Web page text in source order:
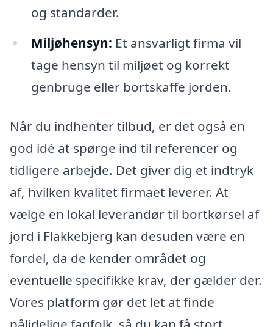
og standarder.
Miljøhensyn: Et ansvarligt firma vil
tage hensyn til miljøet og korrekt
genbruge eller bortskaffe jorden.
Når du indhenter tilbud, er det også en
god idé at spørge ind til referencer og
tidligere arbejde. Det giver dig et indtryk
af, hvilken kvalitet firmaet leverer. At
vælge en lokal leverandør til bortkørsel af
jord i Flakkebjerg kan desuden være en
fordel, da de kender området og
eventuelle specifikke krav, der gælder der.
Vores platform gør det let at finde